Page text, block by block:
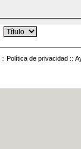
:: Política de privacidad ::